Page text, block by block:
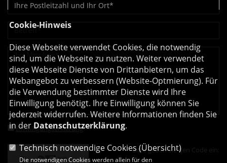
Einwilligungserklärung*
Bitte geben Sie den Code ein:
Cookie-Hinweis
Diese Webseite verwendet Cookies, die notwendig
sind, um die Webseite zu nutzen. Weiter verwendet
diese Webseite Dienste von Drittanbietern, um das
Webangebot zu verbessern (Website-Optmierung). Für
die Verwendung bestimmter Dienste wird Ihre
Einwilligung benötigt. Ihre Einwilligung können Sie
jederzeit widerrufen. Weitere Informationen finden Sie
in der Datenschutzerklärung.
Technisch notwendige Cookies (Übersicht)
Die notwendigen Cookies werden allein für den